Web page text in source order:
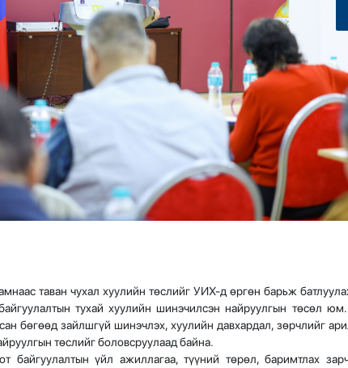
таван чухал хуулийн төслийг УИХ-д өргөн барьж
тухай хуулийн шинэчилсэн найруулгын төсөл
бөгөөд зайлшгүй шинэчлэх, хуулийн давхардал, зөрчлийг
төслийг боловсруулаад байна.
байгуулалтын үйл ажиллагаа, түүний төрөл, баримтлах